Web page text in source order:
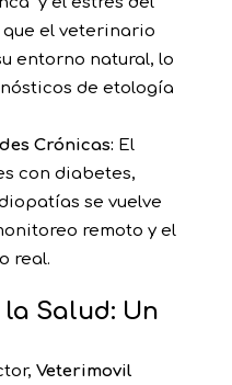
el veterinario
entorno natural, lo
de etología
Crónicas: El
con diabetes,
se vuelve
remoto y el
real.
Salud: Un
Veterimovil